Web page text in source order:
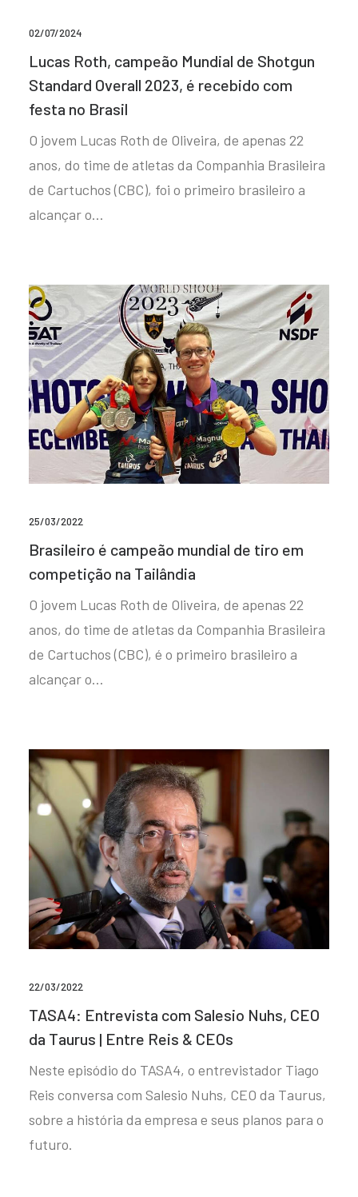
02/07/2024
Lucas Roth, campeão Mundial de Shotgun
Standard Overall 2023, é recebido com
festa no Brasil
O jovem Lucas Roth de Oliveira, de apenas 22
anos, do time de atletas da Companhia Brasileira
de Cartuchos (CBC), foi o primeiro brasileiro a
alcançar o…
25/03/2022
Brasileiro é campeão mundial de tiro em
competição na Tailândia
O jovem Lucas Roth de Oliveira, de apenas 22
anos, do time de atletas da Companhia Brasileira
de Cartuchos (CBC), é o primeiro brasileiro a
alcançar o…
22/03/2022
TASA4: Entrevista com Salesio Nuhs, CEO
da Taurus | Entre Reis & CEOs
Neste episódio do TASA4, o entrevistador Tiago
Reis conversa com Salesio Nuhs, CEO da Taurus,
sobre a história da empresa e seus planos para o
futuro.